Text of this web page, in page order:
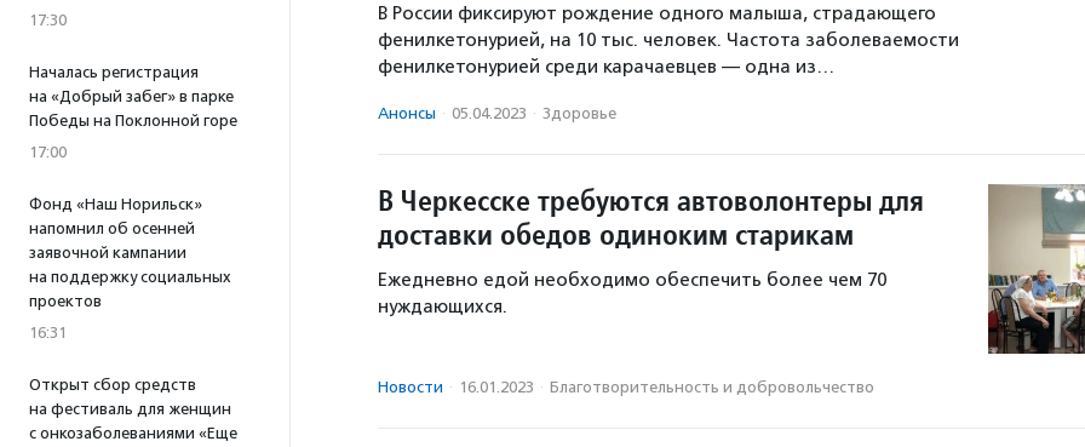
17:30
Началась регистрация
на «Добрый забег» в парке
Победы на Поклонной горе
17:00
Фонд «Наш Норильск»
напомнил об осенней
заявочной кампании
на поддержку социальных
проектов
16:31
Открыт сбор средств
на фестиваль для женщин
с онкозаболеваниями «Еще
В России фиксируют рождение одного малыша, страдающего
фенилкетонурией, на 10 тыс. человек. Частота заболеваемости
фенилкетонурией среди карачаевцев — одна из…
Анонсы · 05.04.2023 · Здоровье
В Черкесске требуются автоволонтеры для
доставки обедов одиноким старикам
Ежедневно едой необходимо обеспечить более чем 70
нуждающихся.
Новости · 16.01.2023 · Благотвори­тель­ность и доброволь­чест­во